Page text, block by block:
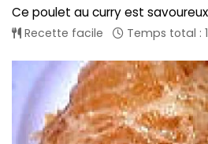
Ce poulet au curry est
Recette facile Temps total :